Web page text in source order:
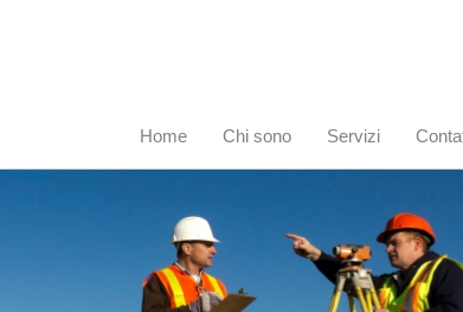
Home Chi sono Servizi